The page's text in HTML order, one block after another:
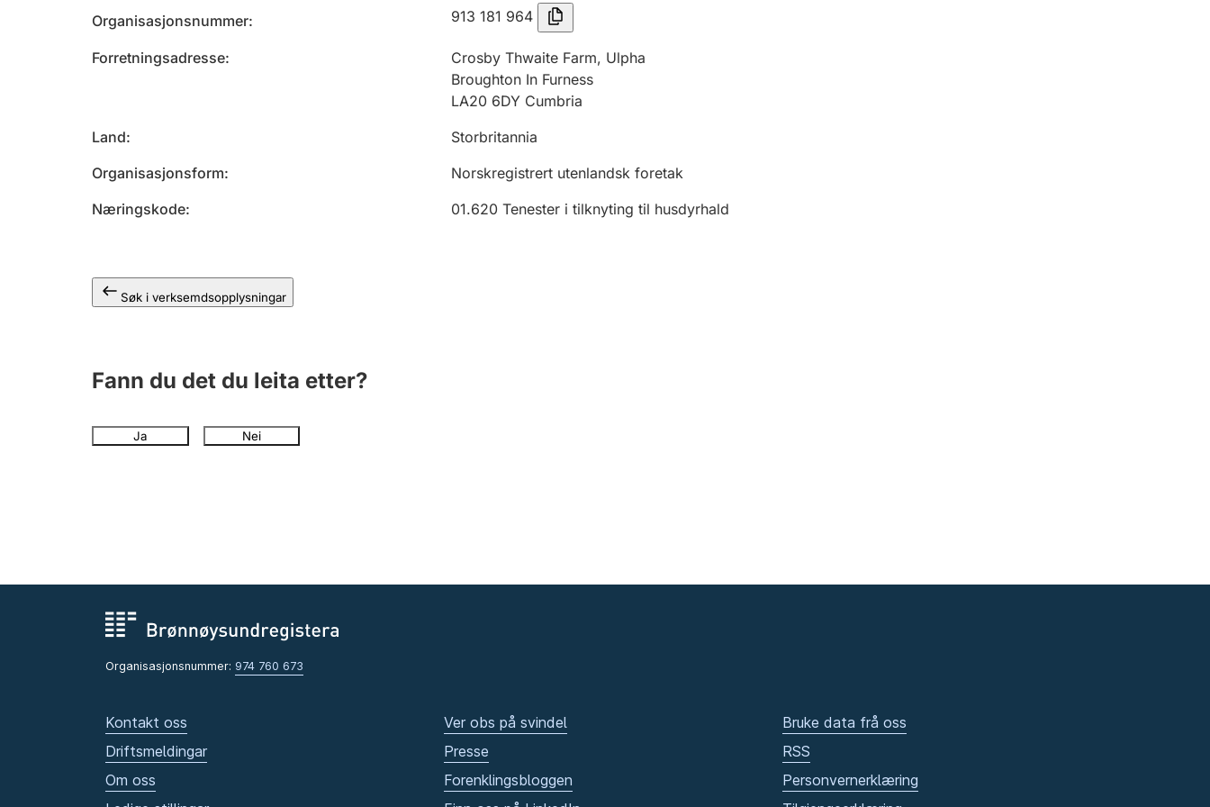
Organisasjonsnummer 913 181 964
Forretningsadresse
Crosby Thwaite Farm, Ulpha
Broughton In Furness
LA20 6DY Cumbria
Land
Storbritannia
Organisasjonsform
Norskregistrert utenlandsk foretak
Næringskode
01.620 Tenester i tilknyting til husdyrhald
Søk i verksemdsopplysningar
Fann du det du leita etter?
Ja Nei
Organisasjonsnummer: 974 760 673
Kontakt oss
Driftsmeldingar
Om oss
Ver obs på svindel
Presse
Forenklingsbloggen
Bruke data frå oss
RSS
Personvernerklæring